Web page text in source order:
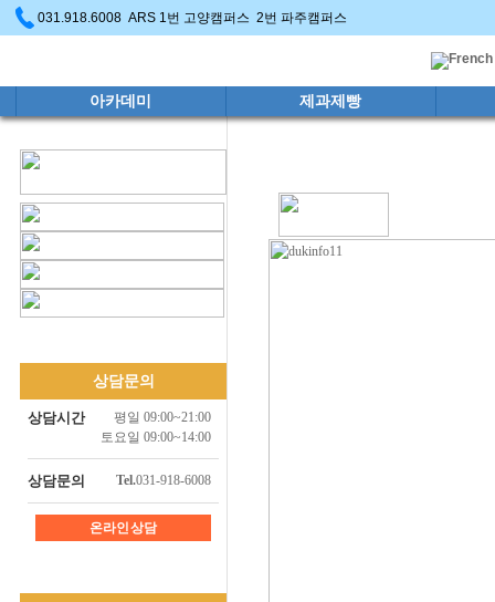
031.918.6008 ARS 1번 고양캠퍼스 2번 파주캠퍼스
아카데미 제과제빵
상담문의
상담시간
평일 09:00~21:00
토요일 09:00~14:00
상담문의 Tel.031-918-6008
온라인 상담